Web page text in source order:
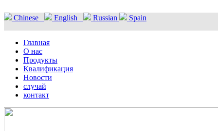
Chinese English Russian Spain
Главная
О нас
Продукты
Квалификация
Новости
случай
контакт